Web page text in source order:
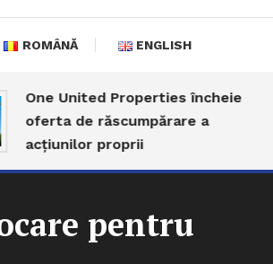
ROMÂNĂ ENGLISH
United Properties încheie
de răscumpărare a
proprii
pentru